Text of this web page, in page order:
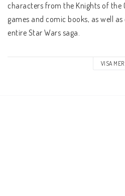
characters from the Knights of the
games and comic books, as well
entire Star Wars saga.
The Star Wars Miniatures Game VISA MER